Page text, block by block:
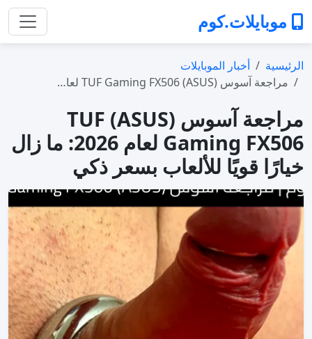
موبايلات.كوم
الرئيسية
أخبار الموبايلات
مراجعة آسوس (ASUS) TUF Gaming FX506 لعا…
مراجعة آسوس (ASUS) TUF
Gaming FX506 لعام 2026: ما زال
خيارًا قويًا للألعاب بسعر ذكي